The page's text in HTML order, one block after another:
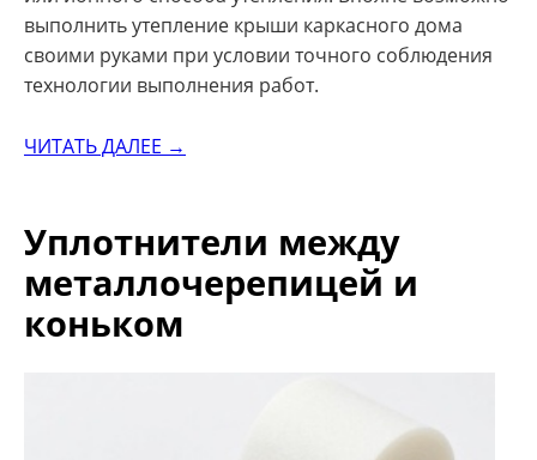
выполнить утепление крыши каркасного дома
своими руками при условии точного соблюдения
технологии выполнения работ.
ЧИТАТЬ ДАЛЕЕ →
Уплотнители между
металлочерепицей и
коньком